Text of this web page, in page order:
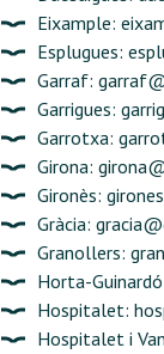
Eixample:
Esplugues:
Garraf:
Garrigues:
Garrotxa:
Girona:
Gironès:
Gràcia:
Granollers:
Horta-
Hospitalet:
Hospitalet i